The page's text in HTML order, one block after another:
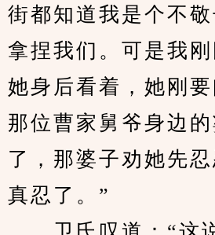
街都知道我是个不
拿捏我们。可是我
她身后看着，她刚
那位曹家舅爷身边
了，那婆子劝她先
真忍了。”